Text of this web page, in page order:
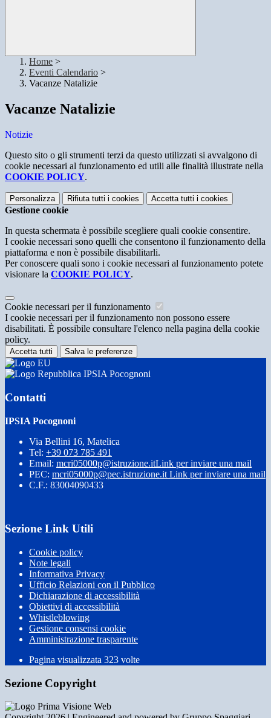
Home >
Eventi Calendario >
Vacanze Natalizie
Vacanze Natalizie
Notizie
Questo sito o gli strumenti terzi da questo utilizzati si avvalgono di
cookie necessari al funzionamento ed utili alle finalità illustrate nella
COOKIE POLICY.
Personalizza Rifiuta tutti i cookies Accetta tutti i cookies
Gestione cookie
In questa schermata è possibile scegliere quali cookie consentire.
I cookie necessari sono quelli che consentono il funzionamento della
piattaforma e non è possibile disabilitarli.
Per conoscere quali sono i cookie necessari al funzionamento potete
visionare la COOKIE POLICY.
Cookie necessari per il funzionamento
I cookie necessari per il funzionamento non possono essere
disabilitati. È possibile consultare l'elenco nella pagina della cookie
policy.
Accetta tutti Salva le preferenze
IPSIA Pocognoni
Contatti
IPSIA Pocognoni
Via Bellini 16, Matelica
Tel: +39 073 785 491
Email: mcri05000p@istruzione.itLink per inviare una mail
PEC: mcri05000p@pec.istruzione.it Link per inviare una mail
C.F.: 83004090433
Sezione Link Utili
Cookie policy
Note legali
Informativa Privacy
Ufficio Relazioni con il Pubblico
Dichiarazione di accessibilità
Obiettivi di accessibilità
Whistleblowing
Gestione consensi cookie
Amministrazione trasparente
Pagina visualizzata 323 volte
Sezione Copyright